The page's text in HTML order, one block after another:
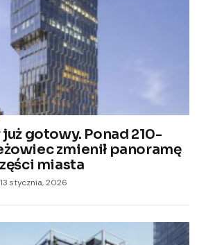
gotowy. Ponad 210-
zmienił panoramę
miasta
13 stycznia, 2026